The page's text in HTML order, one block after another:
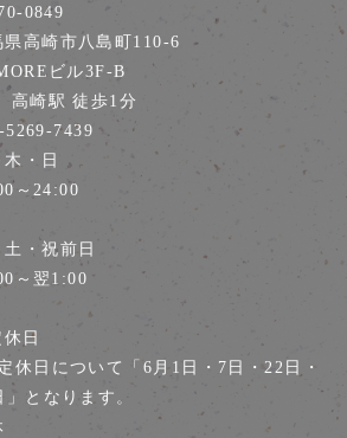
0849
県高崎市八島町110-6
ビル3F-B
高崎駅 徒歩1分
5269-7439
木・日
～24:00
土・祝前日
～翌1:00
日
休日について「6月1日・7日・22日・
」となります。